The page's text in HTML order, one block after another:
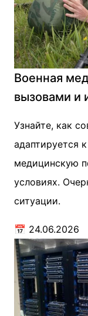
Военная
вызовами и
Узнайте, как
адаптируется
медицинскую
условиях.
ситуации.
📅 24.06.2026